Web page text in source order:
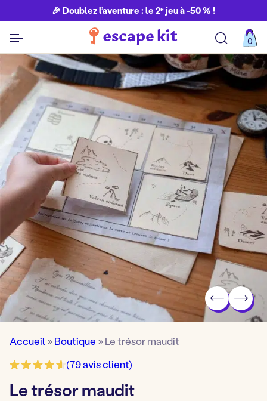
🎉 Doublez l’aventure : le 2ᵉ jeu à -50 % !
0
Accueil»Boutique »Le trésor maudit
(79avis client)
Le trésor maudit
Découvrir toutes nos aventures